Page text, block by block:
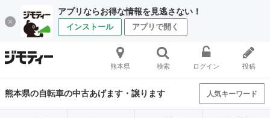
アプリならお得な情報を見逃さない！
インストール アプリで開く
熊本県 検索 ログイン 投稿
熊本県の自転車の中古あげます・譲ります 人気キーワード